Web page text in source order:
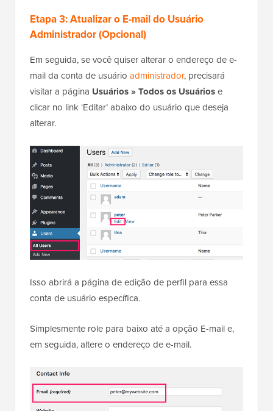
Etapa 3: Atualizar o E-mail do Usuário
Administrador (Opcional)
Em seguida, se você quiser alterar o endereço de e-
mail da conta de usuário administrador, precisará
visitar a página Usuários » Todos os Usuáriose
clicar no link ‘Editar’ abaixo do usuário que deseja
alterar.
Isso abrirá a página de edição de perfil para essa
conta de usuário específica.
Simplesmente role para baixo até a opção E-mail e,
em seguida, altere o endereço de e-mail.